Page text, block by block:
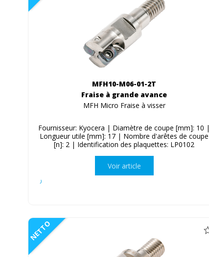
MFH10-M06-01-2T
Fraise à grande avance
MFH Micro Fraise à visser
Fournisseur: Kyocera | Diamètre de coupe [mm]: 10 |
Longueur utile [mm]: 17 | Nombre d'arêtes de coupe
[n]: 2 | Identification des plaquettes: LP0102
Voir article
NETTO